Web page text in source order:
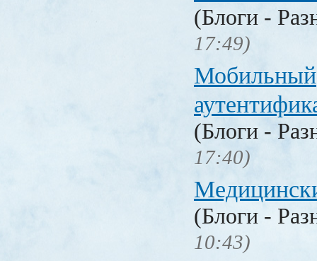
(Блоги -
17:49)
Мобильный
(Блоги -
17:40)
(Блоги -
10:43)